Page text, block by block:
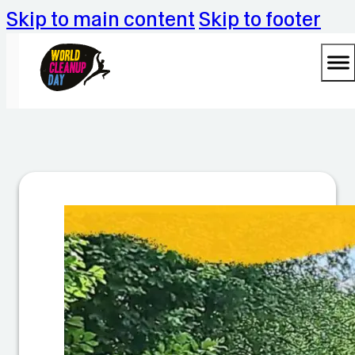
Skip to main content Skip to footer
ir
si
n
d
M